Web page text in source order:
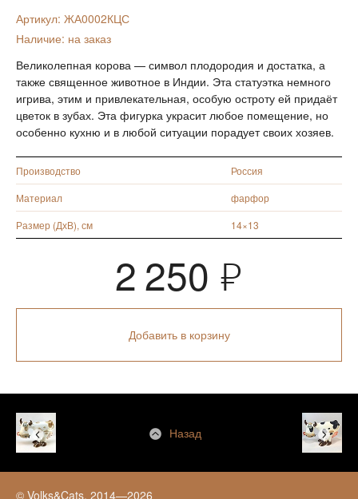
Артикул: ЖА0002КЦС
Наличие: на заказ
Великолепная корова — символ плодородия и достатка, а
также священное животное в Индии. Эта статуэтка немного
игрива, этим и привлекательная, особую остроту ей придаёт
цветок в зубах. Эта фигурка украсит любое помещение, но
особенно кухню и в любой ситуации порадует своих хозяев.
Производство
Россия
Материал
фарфор
Размер (ДхВ), см
14×13
2 250 Я
Добавить в корзину
Назад
© Volks&Cats, 2014—2026